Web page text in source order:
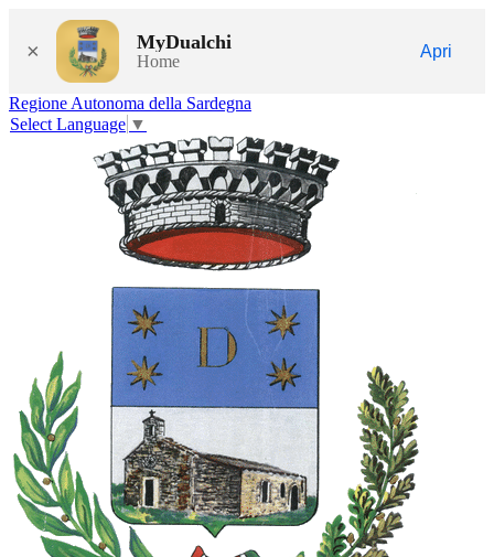
× MyDualchi
Home
Apri
Regione Autonoma della Sardegna
Select Language ▼